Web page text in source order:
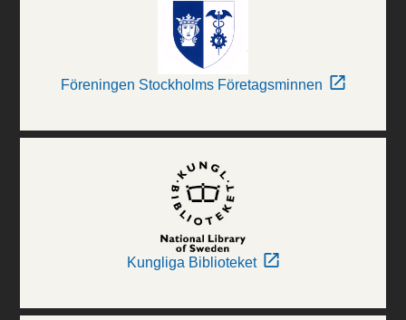
Föreningen Stockholms Företagsminnen
Kungliga Biblioteket